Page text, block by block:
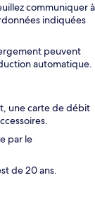
communiquer à
indiquées
peuvent
automatique.
une carte de débit
par le
de 20 ans.